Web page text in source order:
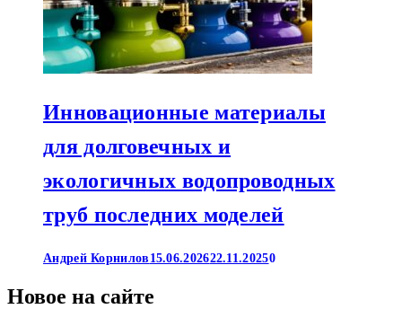
Инновационные материалы
для долговечных и
экологичных водопроводных
труб последних моделей
Андрей Корнилов 15.06.202622.11.20250
Новое на сайте